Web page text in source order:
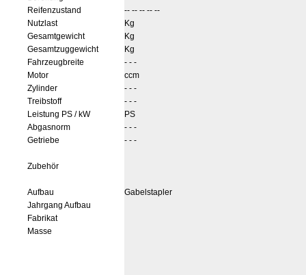
Reifenzustand
-- -- -- -- --
Nutzlast
Kg
Gesamtgewicht
Kg
Gesamtzuggewicht
Kg
Fahrzeugbreite
- - -
Motor
ccm
Zylinder
- - -
Treibstoff
- - -
Leistung PS / kW
PS
Abgasnorm
- - -
Getriebe
- - -
Zubehör
Aufbau
Gabelstapler
Jahrgang Aufbau
Fabrikat
Masse